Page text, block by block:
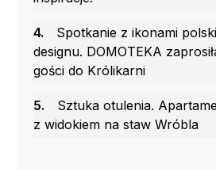
4.
Spotkanie z ikonami
designu. DOMOTEKA
gości do Królikarni
5.
Sztuka otulenia.
z widokiem na staw Wróbla